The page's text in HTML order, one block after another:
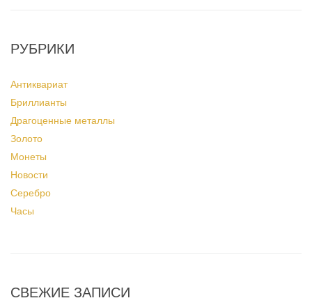
РУБРИКИ
Антиквариат
Бриллианты
Драгоценные металлы
Золото
Монеты
Новости
Серебро
Часы
СВЕЖИЕ ЗАПИСИ